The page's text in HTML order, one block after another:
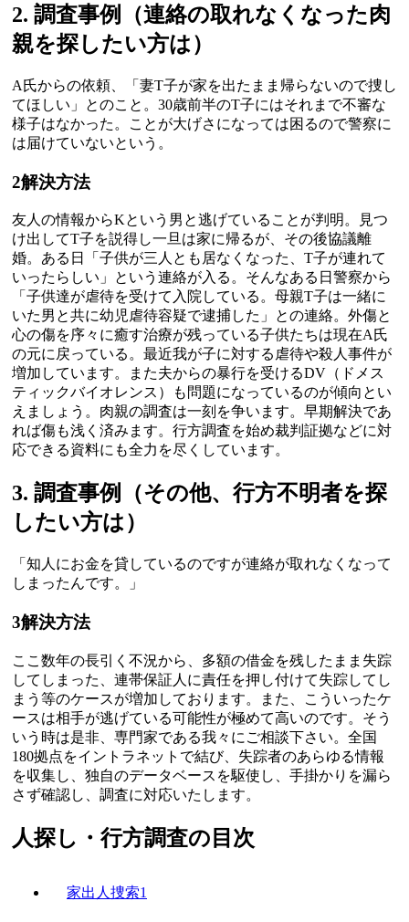
2. 調査事例（連絡の取れなくなった肉
親を探したい方は）
A氏からの依頼、「妻T子が家を出たまま帰らないので捜し
てほしい」とのこと。30歳前半のT子にはそれまで不審な
様子はなかった。ことが大げさになっては困るので警察に
は届けていないという。
2解決方法
友人の情報からKという男と逃げていることが判明。見つ
け出してT子を説得し一旦は家に帰るが、その後協議離
婚。ある日「子供が三人とも居なくなった、T子が連れて
いったらしい」という連絡が入る。そんなある日警察から
「子供達が虐待を受けて入院している。母親T子は一緒に
いた男と共に幼児虐待容疑で逮捕した」との連絡。外傷と
心の傷を序々に癒す治療が残っている子供たちは現在A氏
の元に戻っている。最近我が子に対する虐待や殺人事件が
増加しています。また夫からの暴行を受けるDV（ドメス
ティックバイオレンス）も問題になっているのが傾向とい
えましょう。肉親の調査は一刻を争います。早期解決であ
れば傷も浅く済みます。行方調査を始め裁判証拠などに対
応できる資料にも全力を尽くしています。
3. 調査事例（その他、行方不明者を探
したい方は）
「知人にお金を貸しているのですが連絡が取れなくなって
しまったんです。」
3解決方法
ここ数年の長引く不況から、多額の借金を残したまま失踪
してしまった、連帯保証人に責任を押し付けて失踪してし
まう等のケースが増加しております。また、こういったケ
ースは相手が逃げている可能性が極めて高いのです。そう
いう時は是非、専門家である我々にご相談下さい。全国
180拠点をイントラネットで結び、失踪者のあらゆる情報
を収集し、独自のデータベースを駆使し、手掛かりを漏ら
さず確認し、調査に対応いたします。
人探し・行方調査の目次
家出人捜索1